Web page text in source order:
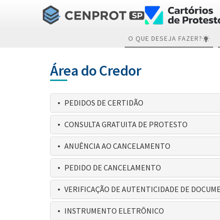
O QUE DESEJA FAZER?
Área do Credor
PEDIDOS DE CERTIDÃO
CONSULTA GRATUITA DE PROTESTO
ANUÊNCIA AO CANCELAMENTO
PEDIDO DE CANCELAMENTO
VERIFICAÇÃO DE AUTENTICIDADE DE
INSTRUMENTO ELETRÔNICO